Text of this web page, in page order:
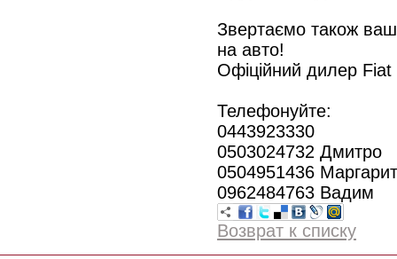
Звертаємо також
на авто!
Офіційний дилер
Телефонуйте:
0443923330
0503024732 Дмитро
0504951436
0962484763 Вадим
Возврат к списку